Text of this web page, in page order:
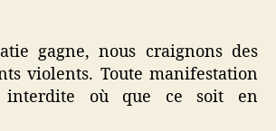
gagne, nous craignons des
violents. Toute manifestation
interdite où que ce soit en